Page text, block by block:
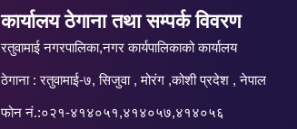
कार्यालय ठेगाना तथा सम्पर्क विवरण
रतुवामाई नगरपालिका,नगर कार्यपालिकाको कार्यालय
ठेगाना : रतुवामाई-७, सिजुवा , मोरंग ,कोशी प्रदेश , नेपाल
फोन नं.:०२१-४१४०५१,४१४०५७,४१४०५६